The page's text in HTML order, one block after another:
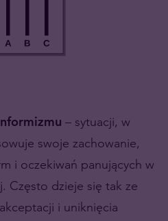
– sytuacji, w
swoje zachowanie,
i oczekiwań panujących w
Często dzieje się tak ze
i uniknięcia